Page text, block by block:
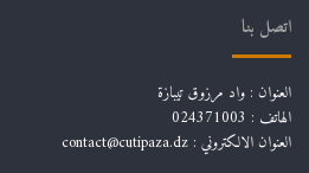
اتصل بنا
العنوان : واد مرزوق تيبازة
الهاتف : 024371003
العنوان الالكتروني : contact@cutipaza.dz